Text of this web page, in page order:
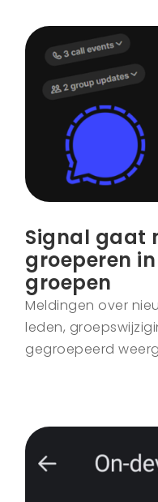
Signal gaat
groeperen
groepen
Meldingen over
leden,
gegroepeerd